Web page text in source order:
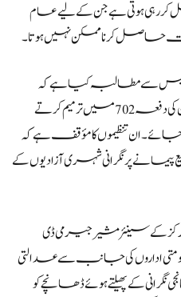
ہوتی ہے جن کے لیے عام
کرنا ممکن نہیں ہوتا۔
سے مطالبہ کیا ہے کہ
غیر ملکی انٹیلی جنس نگرانی قانون کی دفعہ 702 میں ترمیم کرتے
ان تنظیموں کا مؤقف ہے کہ
پر نگرانی شہری آزادیوں کے
کے سینئر مشیر جیرمی ڈی
اداروں کی جانب سے عدالتی
کے پھیلتے ہوئے ڈھانچے کو